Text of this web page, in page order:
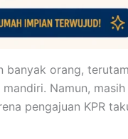
banyak orang,
Namun,
pengajuan KPR